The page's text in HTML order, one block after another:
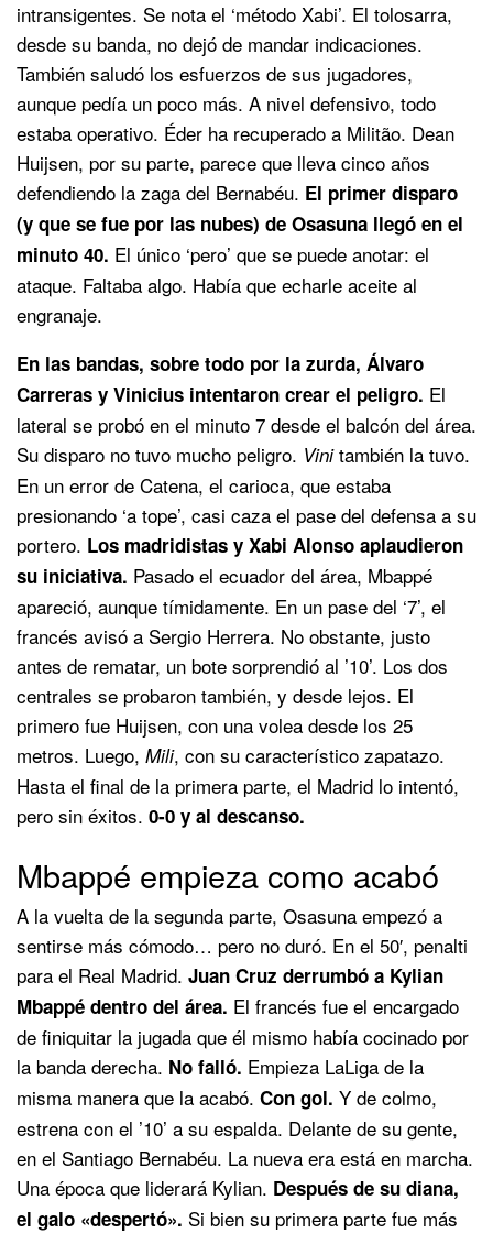
intransigentes. Se nota el ‘método Xabi’. El tolosarra,
desde su banda, no dejó de mandar indicaciones.
También saludó los esfuerzos de sus jugadores,
aunque pedía un poco más. A nivel defensivo, todo
estaba operativo. Éder ha recuperado a Militão. Dean
Huijsen, por su parte, parece que lleva cinco años
defendiendo la zaga del Bernabéu. El primer disparo
(y que se fue por las nubes) de Osasuna llegó en el
minuto 40. El único ‘pero’ que se puede anotar: el
ataque. Faltaba algo. Había que echarle aceite al
engranaje.
En las bandas, sobre todo por la zurda, Álvaro
Carreras y Vinicius intentaron crear el peligro. El
lateral se probó en el minuto 7 desde el balcón del área.
Su disparo no tuvo mucho peligro. Vinitambién la tuvo.
En un error de Catena, el carioca, que estaba
presionando ‘a tope’, casi caza el pase del defensa a su
portero. Los madridistas y Xabi Alonso aplaudieron
su iniciativa. Pasado el ecuador del área, Mbappé
apareció, aunque tímidamente. En un pase del ‘7’, el
francés avisó a Sergio Herrera. No obstante, justo
antes de rematar, un bote sorprendió al ’10’. Los dos
centrales se probaron también, y desde lejos. El
primero fue Huijsen, con una volea desde los 25
metros. Luego, Mili, con su característico zapatazo.
Hasta el final de la primera parte, el Madrid lo intentó,
pero sin éxitos. 0-0 y al descanso.
Mbappé empieza como acabó
A la vuelta de la segunda parte, Osasuna empezó a
sentirse más cómodo… pero no duró. En el 50′, penalti
para el Real Madrid. Juan Cruz derrumbó a Kylian
Mbappé dentro del área. El francés fue el encargado
de finiquitar la jugada que él mismo había cocinado por
la banda derecha. No falló. Empieza LaLiga de la
misma manera que la acabó. Con gol. Y de colmo,
estrena con el ’10’ a su espalda. Delante de su gente,
en el Santiago Bernabéu. La nueva era está en marcha.
Una época que liderará Kylian. Después de su diana,
el galo «despertó». Si bien su primera parte fue más